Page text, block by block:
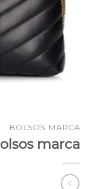
BOLSOS MARCA
marca